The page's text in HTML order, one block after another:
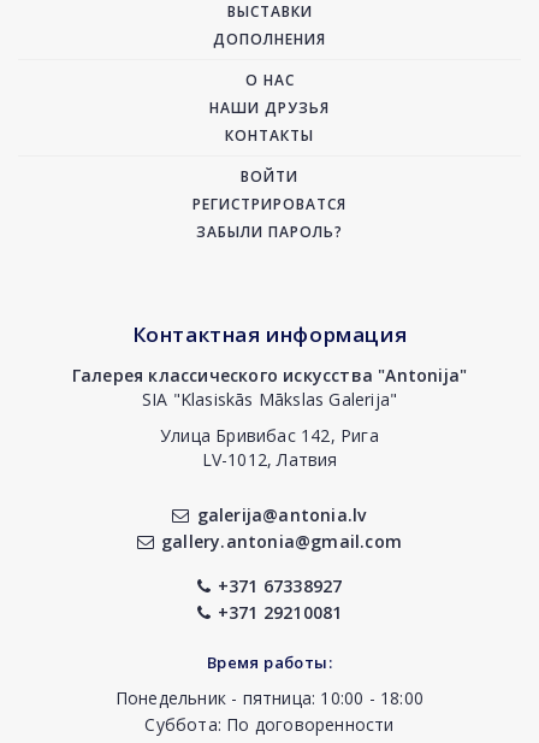
ВЫСТАВКИ
ДОПОЛНЕНИЯ
О НАС
НАШИ ДРУЗЬЯ
КОНТАКТЫ
ВОЙТИ
РЕГИСТРИРОВАТСЯ
ЗАБЫЛИ ПАРОЛЬ?
Контактная информация
Галерея классического искусства "Antonija"
SIA "Klasiskās Mākslas Galerija"
Улица Бривибас 142, Рига
LV-1012, Латвия
galerija@antonia.lv
gallery.antonia@gmail.com
+371 67338927
+371 29210081
Время работы:
Понедельник - пятница: 10:00 - 18:00
Суббота: По договоренности